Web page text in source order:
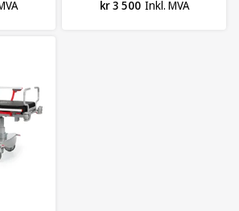
kr 3 500 Inkl. MVA